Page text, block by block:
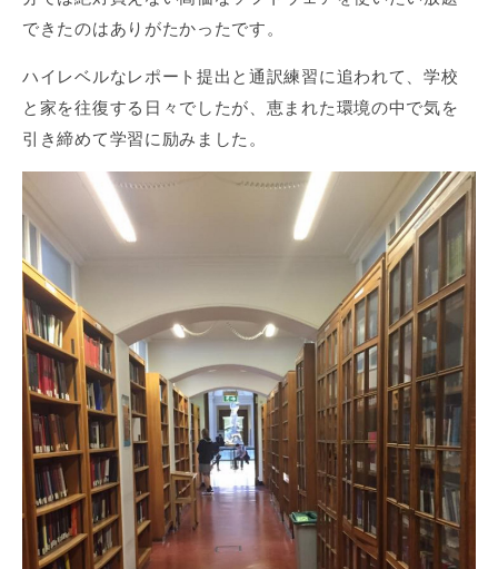
できたのはありがたかったです。
ハイレベルなレポート提出と通訳練習に追われて、学校
と家を往復する日々でしたが、恵まれた環境の中で気を
引き締めて学習に励みました。